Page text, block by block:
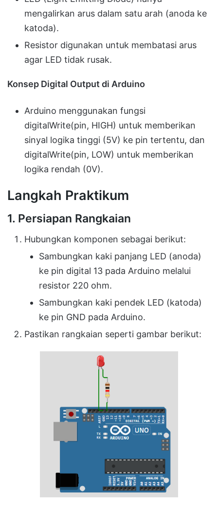
mengalirkan arus dalam satu arah (anoda ke
katoda).
Resistor digunakan untuk membatasi arus
agar LED tidak rusak.
Konsep Digital Output di Arduino
Arduino menggunakan fungsi
digitalWrite(pin, HIGH) untuk memberikan
sinyal logika tinggi (5V) ke pin tertentu, dan
digitalWrite(pin, LOW) untuk memberikan
logika rendah (0V).
Langkah Praktikum
1. Persiapan Rangkaian
Hubungkan komponen sebagai berikut:
Sambungkan kaki panjang LED (anoda)
ke pin digital 13 pada Arduino melalui
resistor 220 ohm.
Sambungkan kaki pendek LED (katoda)
ke pin GND pada Arduino.
Pastikan rangkaian seperti gambar berikut: